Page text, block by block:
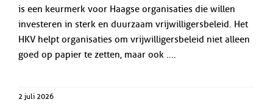
is een keurmerk voor Haagse organisaties die willen
investeren in sterk en duurzaam vrijwilligersbeleid. Het
HKV helpt organisaties om vrijwilligersbeleid niet alleen
goed op papier te zetten, maar ook ....
2 juli 2026